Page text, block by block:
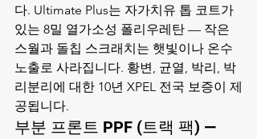
다. Ultimate Plus는 자가치유 톱 코트가
있는 8밀 열가소성 폴리우레탄 — 작은
스월과 돌칩 스크래치는 햇빛이나 온수
노출로 사라집니다. 황변, 균열, 박리, 박
리분리에 대한 10년 XPEL 전국 보증이 제
공됩니다.
부분 프론트 PPF (트랙 팩) —